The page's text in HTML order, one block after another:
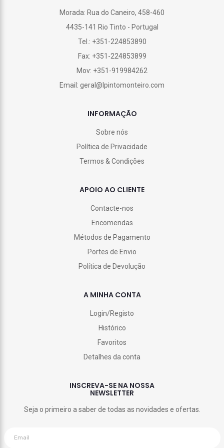
Morada: Rua do Caneiro, 458-460
4435-141 Rio Tinto - Portugal
Tel.: +351-224853890
Fax: +351-224853899
Mov: +351-919984262
Email: geral@lpintomonteiro.com
INFORMAÇÃO
Sobre nós
Política de Privacidade
Termos & Condições
APOIO AO CLIENTE
Contacte-nos
Encomendas
Métodos de Pagamento
Portes de Envio
Política de Devolução
A MINHA CONTA
Login/Registo
Histórico
Favoritos
Detalhes da conta
INSCREVA-SE NA NOSSA
NEWSLETTER
Seja o primeiro a saber de todas as novidades e ofertas.